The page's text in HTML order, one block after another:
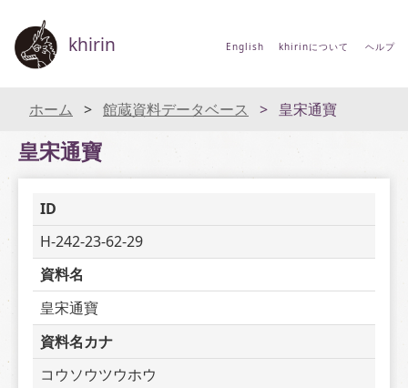
khirin English khirinについて ヘルプ
ホーム 館蔵資料データベース 皇宋通寶
皇宋通寶
ID
H-242-23-62-29
資料名
皇宋通寶
資料名カナ
コウソウツウホウ